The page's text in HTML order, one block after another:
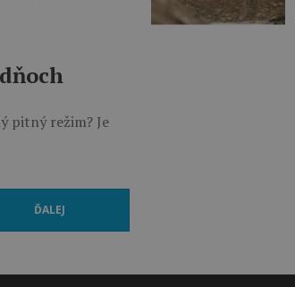
pitný režim? Je
ĎALEJ